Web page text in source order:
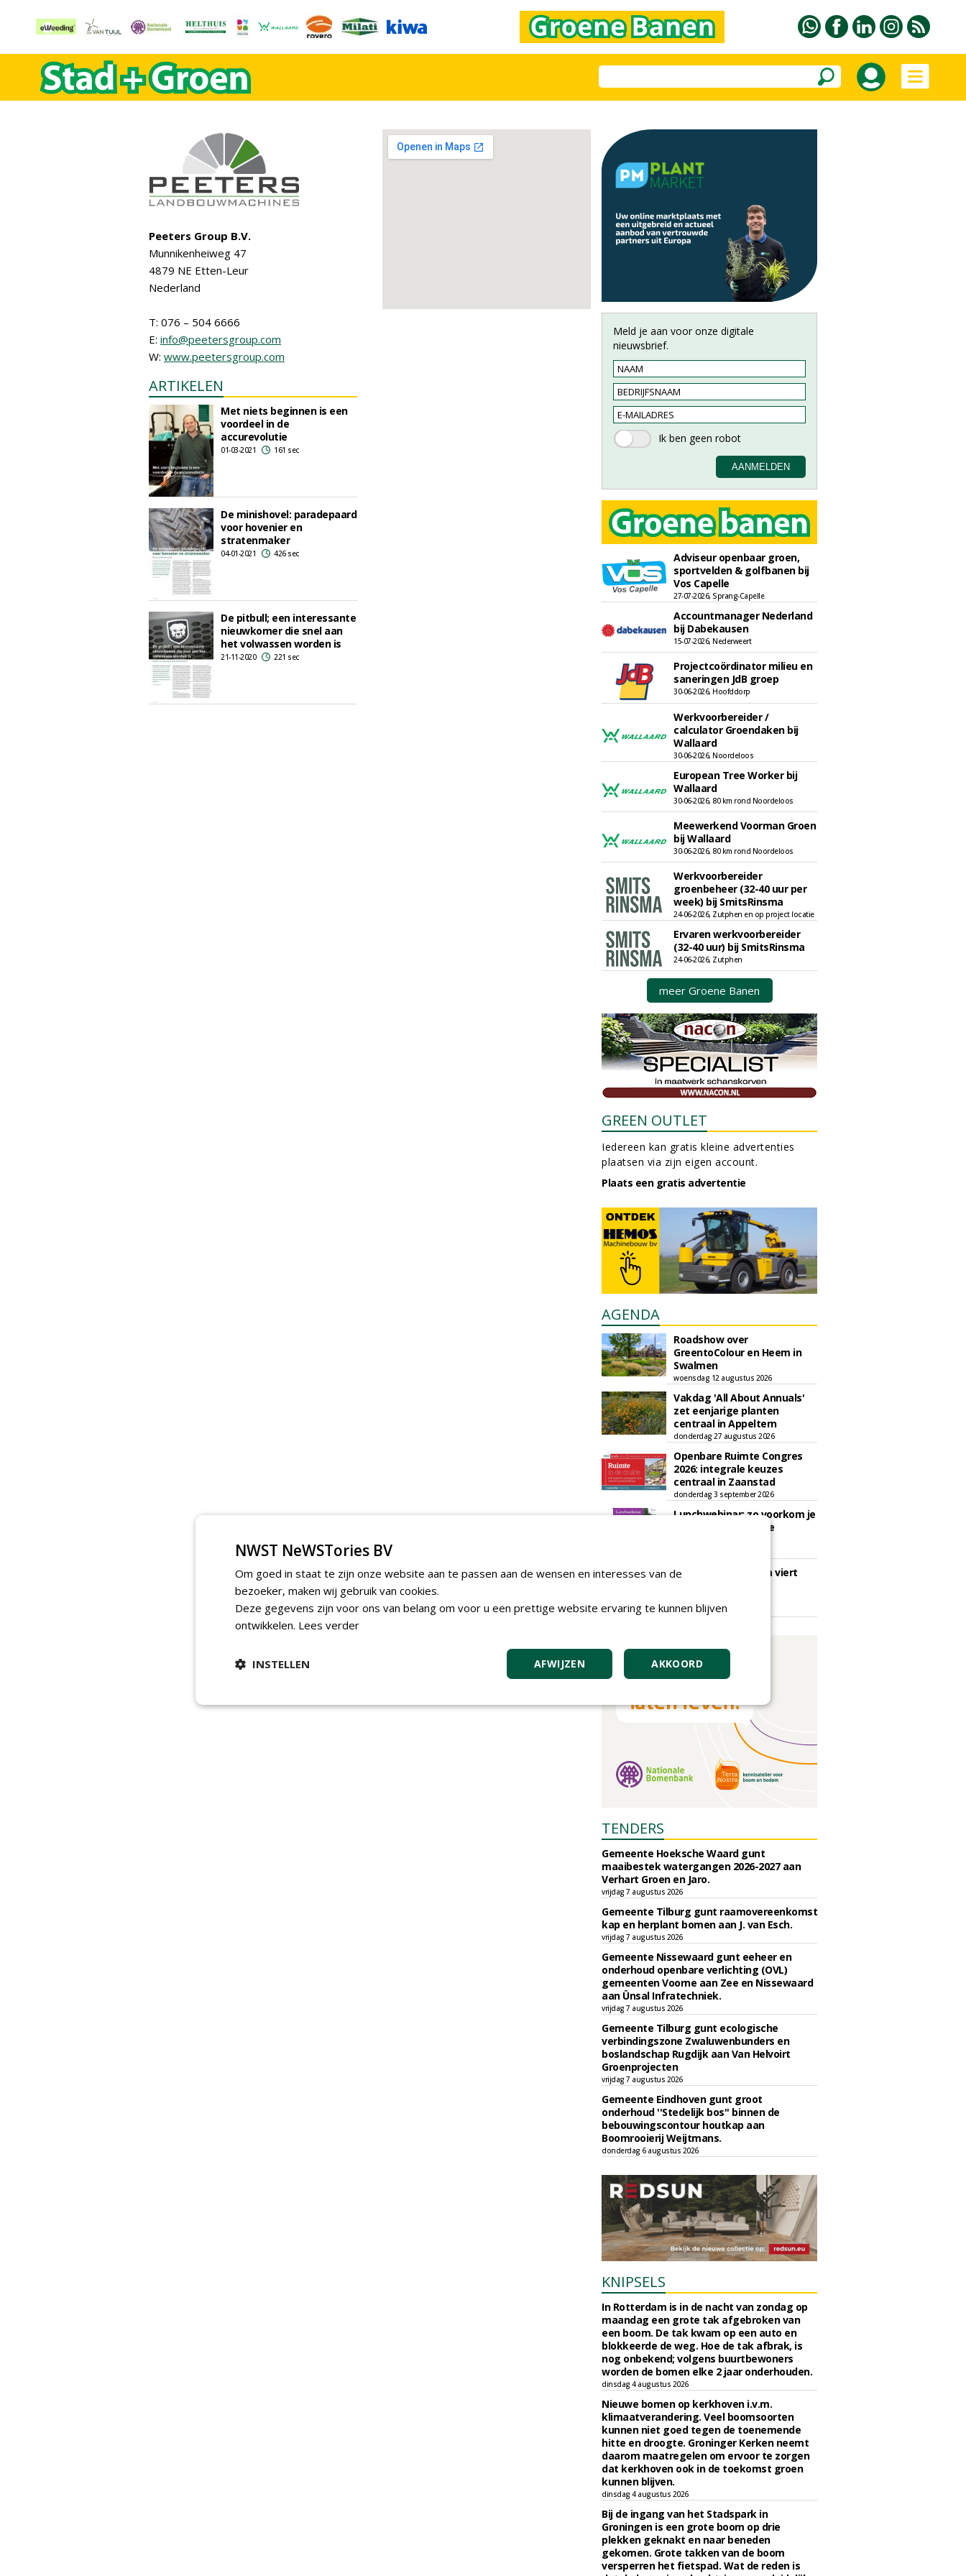
Peeters Group B.V.
Munnikenheiweg 47
4879 NE Etten-Leur
Nederland
T: 076 – 504 6666
E: info@peetersgroup.com
W: www.peetersgroup.com
ARTIKELEN
Met niets beginnen is een
voordeel in de
accurevolutie
01-03-2021 161 sec
De minishovel: paradepaard
voor hovenier en
stratenmaker
04-01-2021 426 sec
De pitbull; een interessante
nieuwkomer die snel aan
het volwassen worden is
21-11-2020 221 sec
Meld je aan voor onze digitale
nieuwsbrief.
Adviseur openbaar groen,
sportvelden & golfbanen bij
Vos Capelle
27-07-2026, Sprang-Capelle
Accountmanager Nederland
bij Dabekausen
15-07-2026, Nederweert
Projectcoördinator milieu en
saneringen JdB groep
30-06-2026, Hoofddorp
Werkvoorbereider /
calculator Groendaken bij
Wallaard
30-06-2026, Noordeloos
European Tree Worker bij
Wallaard
30-06-2026, 80 km rond Noordeloos
Meewerkend Voorman Groen
bij Wallaard
30-06-2026, 80 km rond Noordeloos
Werkvoorbereider
groenbeheer (32-40 uur per
week) bij SmitsRinsma
24-06-2026, Zutphen en op project locatie
Ervaren werkvoorbereider
(32-40 uur) bij SmitsRinsma
24-06-2026, Zutphen
meer Groene Banen
GREEN OUTLET
Iedereen kan gratis kleine advertenties
plaatsen via zijn eigen account.
Plaats een gratis advertentie
AGENDA
Roadshow over
GreentoColour en Heem in
Swalmen
woensdag 12 augustus 2026
Vakdag 'All About Annuals'
zet eenjarige planten
centraal in Appeltern
donderdag 27 augustus 2026
Openbare Ruimte Congres
2026: integrale keuzes
centraal in Zaanstad
donderdag 3 september 2026
Lunchwebinar: zo voorkom je
dat natuurinclusieve
Rooftop Symposium viert
vrijdag 18 september 2026
TENDERS
Gemeente Hoeksche Waard gunt
maaibestek watergangen 2026-2027 aan
Verhart Groen en Jaro.
vrijdag 7 augustus 2026
Gemeente Tilburg gunt raamovereenkomst
kap en herplant bomen aan J. van Esch.
vrijdag 7 augustus 2026
Gemeente Nissewaard gunt eeheer en
onderhoud openbare verlichting (OVL)
gemeenten Voorne aan Zee en Nissewaard
aan Ünsal Infratechniek.
vrijdag 7 augustus 2026
Gemeente Tilburg gunt ecologische
verbindingszone Zwaluwenbunders en
boslandschap Rugdijk aan Van Helvoirt
Groenprojecten
vrijdag 7 augustus 2026
Gemeente Eindhoven gunt groot
onderhoud ''Stedelijk bos'' binnen de
bebouwingscontour houtkap aan
Boomrooierij Weijtmans.
donderdag 6 augustus 2026
KNIPSELS
In Rotterdam is in de nacht van zondag op
maandag een grote tak afgebroken van
een boom. De tak kwam op een auto en
blokkeerde de weg. Hoe de tak afbrak, is
nog onbekend; volgens buurtbewoners
worden de bomen elke 2 jaar onderhouden.
dinsdag 4 augustus 2026
Nieuwe bomen op kerkhoven i.v.m.
klimaatverandering. Veel boomsoorten
kunnen niet goed tegen de toenemende
hitte en droogte. Groninger Kerken neemt
daarom maatregelen om ervoor te zorgen
dat kerkhoven ook in de toekomst groen
kunnen blijven.
dinsdag 4 augustus 2026
Bij de ingang van het Stadspark in
Groningen is een grote boom op drie
plekken geknakt en naar beneden
gekomen. Grote takken van de boom
versperren het fietspad. Wat de reden is
NWST NeWSTories BV
Om goed in staat te zijn onze website aan te passen aan de wensen en interesses van de
bezoeker, maken wij gebruik van cookies.
Deze gegevens zijn voor ons van belang om voor u een prettige website ervaring te kunnen blijven
ontwikkelen. Lees verder
AKKOORD
AFWIJZEN
INSTELLEN